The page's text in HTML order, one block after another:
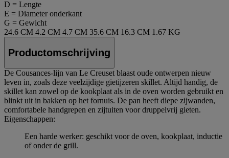
D = Lengte
E = Diameter onderkant
G = Gewicht
24.6 CM 4.2 CM 4.7 CM 35.6 CM 16.3 CM 1.67 KG
Productomschrijving
De Cousances-lijn van Le Creuset blaast oude ontwerpen nieuw
leven in, zoals deze veelzijdige gietijzeren skillet. Altijd handig, de
skillet kan zowel op de kookplaat als in de oven worden gebruikt en
blinkt uit in bakken op het fornuis. De pan heeft diepe zijwanden,
comfortabele handgrepen en zijtuiten voor druppelvrij gieten.
Eigenschappen:
Een harde werker: geschikt voor de oven, kookplaat, inductie
of onder de grill.